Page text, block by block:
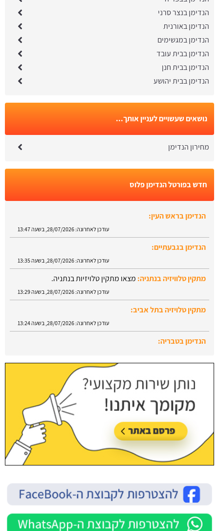
הנדימן בנצר סרני
הנדימן באורנית
הנדימן במגשימים
הנדימן בבית עובד
הנדימן בבית חנן
הנדימן בבית יהושע
נושאים שעשויים לעניין אותך...
מחירון הנדימן
חדש בפורטל הנדימן פלוס
הנדימן בגבעתיים:
עודכן לאחרונה: 28/07/2026, בשעה 13:35
מתקין טלוויזיה בנתניה:
עודכן לאחרונה: 28/07/2026, בשעה 13:29
מתקין טלויזיה בתל אביב:
עודכן לאחרונה: 28/07/2026, בשעה 13:24
הנדימן בטבריה:
עודכן לאחרונה: 28/07/2026, בשעה 13:52
הנדימן בראש העין: